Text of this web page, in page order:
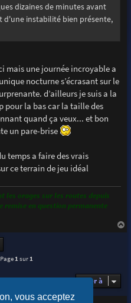
vous acceptez
dizaines de minutes avant
instabilité bien présente,
mais une journée incroyable a
nocturne s’écrasant sur le
d’ailleurs je suis a la
pour la bas car la taille des
quand ça veux... et bon
un pare-brise
temps a faire des vrais
ce terrain de jeu idéal
les orages sur les routes depuis
remise en question permanente
a
1sur1
Aller à